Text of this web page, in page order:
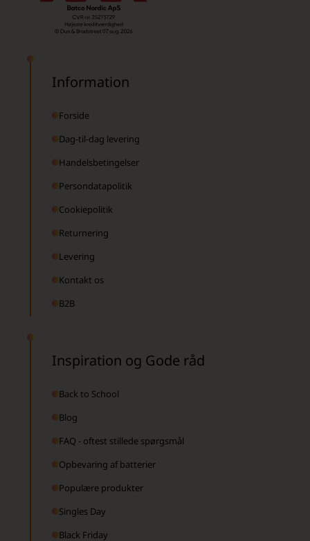
Information
Forside
Dag-til-dag levering
Handelsbetingelser
Persondatapolitik
Cookiepolitik
Returnering
Levering
Kontakt os
B2B
Inspiration og Gode råd
Back to School
Blog
FAQ - oftest stillede spørgsmål
Opbevaring af batterier
Populære produkter
Singles Day
Black Friday